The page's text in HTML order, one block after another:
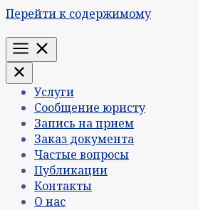
Перейти к содержимому
Меню
Услуги
Сообщение юристу
Запись на прием
Заказ документа
Частые вопросы
Публикации
Контакты
О нас